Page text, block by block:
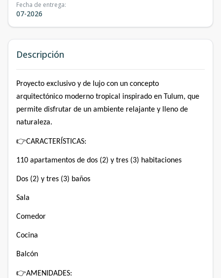
Fecha de entrega:
07-2026
Descripción
Proyecto exclusivo y de lujo con un concepto
arquitectónico moderno tropical inspirado en Tulum, que
permite disfrutar de un ambiente relajante y lleno de
naturaleza.
👉CARACTERÍSTICAS:
110 apartamentos de dos (2) y tres (3) habitaciones
Dos (2) y tres (3) baños
Sala
Comedor
Cocina
Balcón
👉AMENIDADES: